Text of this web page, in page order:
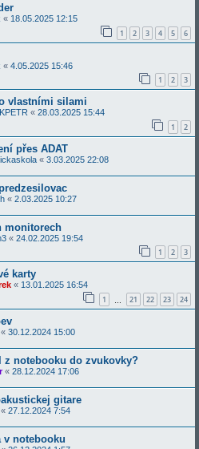
« 18.05.2025 12:15
1 2 3 4 5 6
« 4.05.2025 15:46
1 2 3
vlastními silami
« 28.03.2025 15:44
1 2
přes ADAT
« 3.03.2025 22:08
« 2.03.2025 10:27
monitorech
« 24.02.2025 19:54
1 2 3
karty
« 13.01.2025 16:54
1 21 22 23 24
« 30.12.2024 15:00
notebooku do zvukovky?
« 28.12.2024 17:06
gitare
« 27.12.2024 7:54
v notebooku